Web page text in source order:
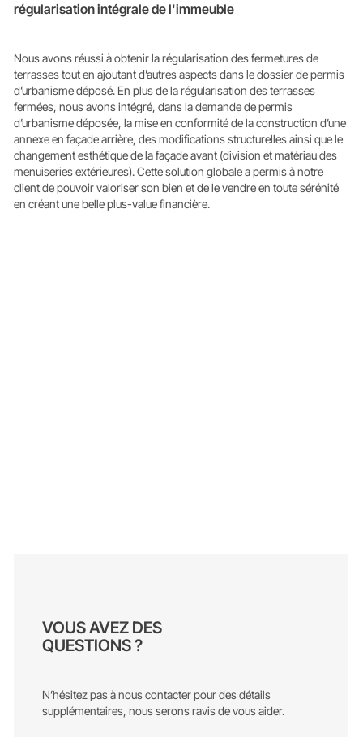
régularisation intégrale de l'immeuble
Nous avons réussi à obtenir la régularisation des fermetures de
terrasses tout en ajoutant d’autres aspects dans le dossier de permis
d’urbanisme déposé. En plus de la régularisation des terrasses
fermées, nous avons intégré, dans la demande de permis
d’urbanisme déposée, la mise en conformité de la construction d’une
annexe en façade arrière, des modifications structurelles ainsi que le
changement esthétique de la façade avant (division et matériau des
menuiseries extérieures). Cette solution globale a permis à notre
client de pouvoir valoriser son bien et de le vendre en toute sérénité
en créant une belle plus-value financière.
VOUS AVEZ DES
QUESTIONS ?
N’hésitez pas à nous contacter pour des détails
supplémentaires, nous serons ravis de vous aider.